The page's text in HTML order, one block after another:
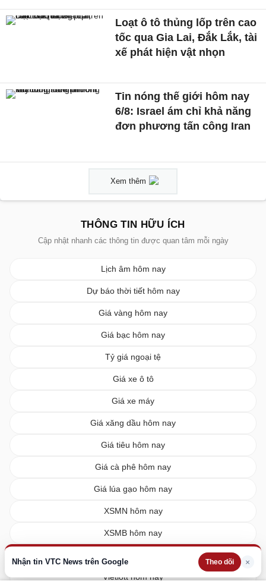
Nhận tin VTC News trên Google Theo dõi ×
Loạt ô tô thủng lốp trên cao
tốc qua Gia Lai, Đắk Lắk, tài
xế phát hiện vật nhọn
Tin nóng thế giới hôm nay
6/8: Israel ám chỉ khả năng
đơn phương tấn công Iran
Xem thêm
THÔNG TIN HỮU ÍCH
Cập nhật nhanh các thông tin được quan tâm mỗi ngày
Lịch âm hôm nay
Dự báo thời tiết hôm nay
Giá vàng hôm nay
Giá bạc hôm nay
Tỷ giá ngoại tệ
Giá xe ô tô
Giá xe máy
Giá xăng dầu hôm nay
Giá tiêu hôm nay
Giá cà phê hôm nay
Giá lúa gạo hôm nay
XSMN hôm nay
XSMB hôm nay
Vietlott hôm nay